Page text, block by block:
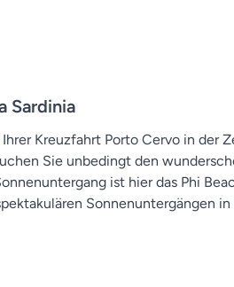
Sardinia
Kreuzfahrt Porto Cervo in der
Sie unbedingt den
ist hier das Phi
Sonnenuntergängen in